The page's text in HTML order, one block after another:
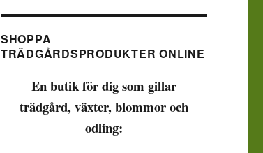
SHOPPA
TRÄDGÅRDSPRODUKTER ONLINE
En butik för dig som gillar
trädgård, växter, blommor och
odling: